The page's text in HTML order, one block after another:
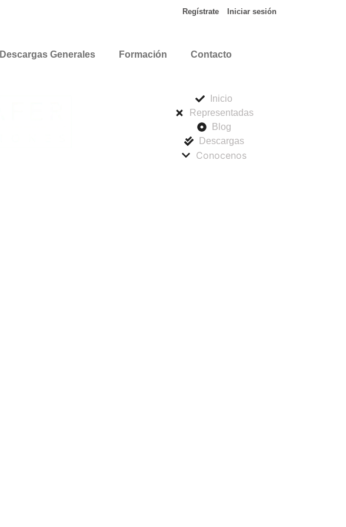
Regístrate Iniciar sesión
Descargas Generales Formación Contacto
Inicio
Representadas
Blog
Descargas
Conocenos